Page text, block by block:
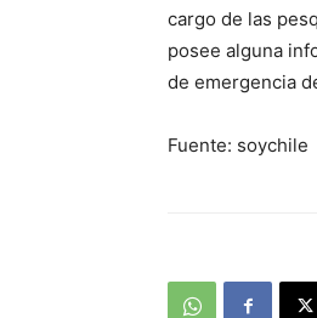
cargo de las
posee alguna
de emergencia
Fuente: soychile